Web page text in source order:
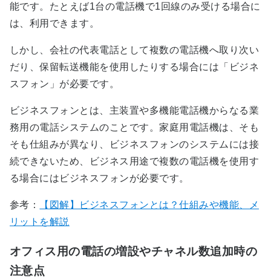
能です。たとえば1台の電話機で1回線のみ受ける場合に
は、利用できます。
しかし、会社の代表電話として複数の電話機へ取り次い
だり、保留転送機能を使用したりする場合には「ビジネ
スフォン」が必要です。
ビジネスフォンとは、主装置や多機能電話機からなる業
務用の電話システムのことです。家庭用電話機は、そも
そも仕組みが異なり、ビジネスフォンのシステムには接
続できないため、ビジネス用途で複数の電話機を使用す
る場合にはビジネスフォンが必要です。
参考：
【図解】ビジネスフォンとは？仕組みや機能、メ
リットを解説
オフィス用の電話の増設やチャネル数追加時の
注意点